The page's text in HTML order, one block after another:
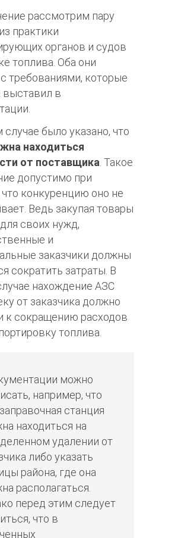
рассмотрим пару
практики
органов и судов
топлива. Оба они
требованиями, которые
выставил в
было указано, что
находиться
от поставщика. Такое
допустимо при
конкуренцию оно не
Ведь закупая товары
своих нужд,
и
заказчики должны
сократить затраты. В
нахождение АЗС
от заказчика должно
к сокращению расходов
топлива.
можно
например, что
станция
находиться на
удалении от
либо указать
района, где она
располагаться.
перед этим следует
что в